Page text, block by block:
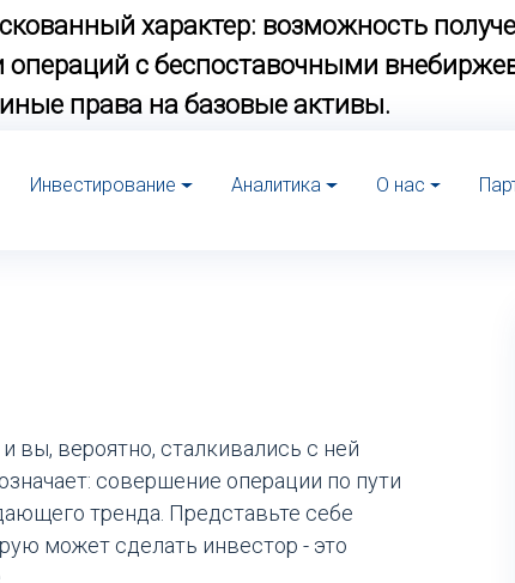
характер: возможность
операций с беспоставочными
права на базовые активы.
Инвестирование Аналитика О нас
вы, вероятно, сталкивались с ней
совершение операции по пути
тренда. Представьте себе
может сделать инвестор - это